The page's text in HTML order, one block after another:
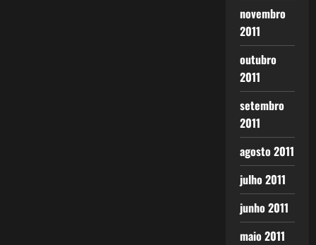
novembro
2011
outubro
2011
setembro
2011
agosto 2011
julho 2011
junho 2011
maio 2011